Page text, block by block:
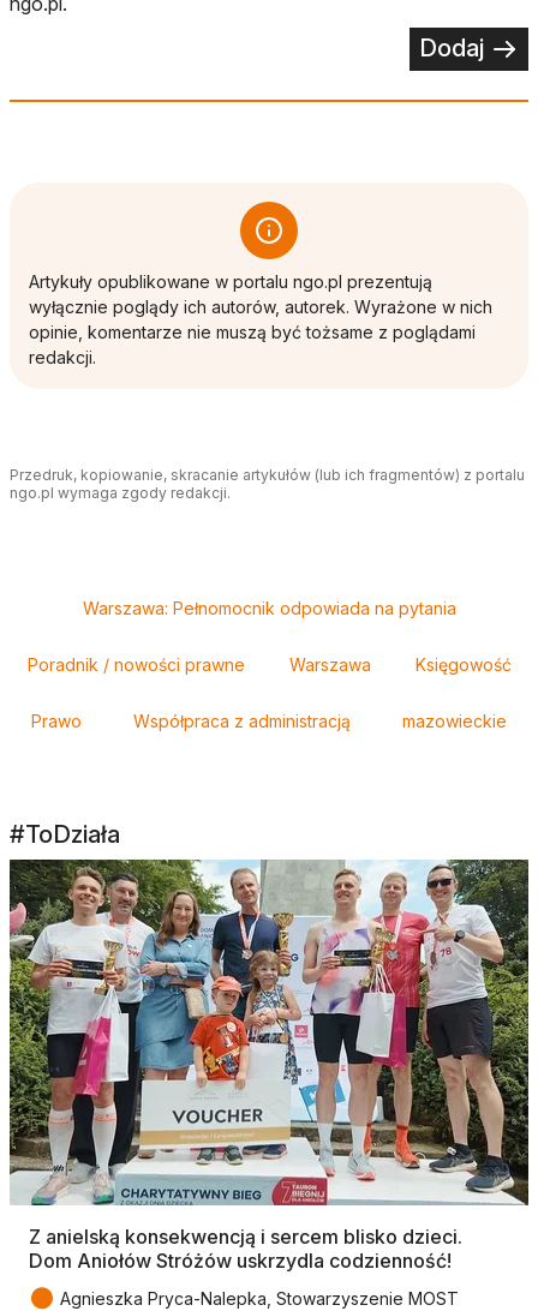
Dodaj
Artykuły opublikowane w portalu ngo.pl prezentują
wyłącznie poglądy ich autorów, autorek. Wyrażone w nich
opinie, komentarze nie muszą być tożsame z poglądami
redakcji.
Przedruk, kopiowanie, skracanie artykułów (lub ich fragmentów) z portalu
ngo.pl wymaga zgody redakcji.
Warszawa: Pełnomocnik odpowiada na pytania
Poradnik / nowości prawne Warszawa Księgowość
Prawo Współpraca z administracją mazowieckie
#ToDziała
Z anielską konsekwencją i sercem blisko dzieci.
Dom Aniołów Stróżów uskrzydla codzienność!
● Agnieszka Pryca-Nalepka, Stowarzyszenie MOST